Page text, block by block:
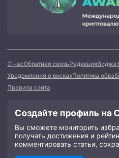
О насОбратная связьРедакция
Уведомления о рискахПолитика
Правила сайта
Создайте профиль на
Вы сможете мониторить
получать достижения и
комментировать статьи,